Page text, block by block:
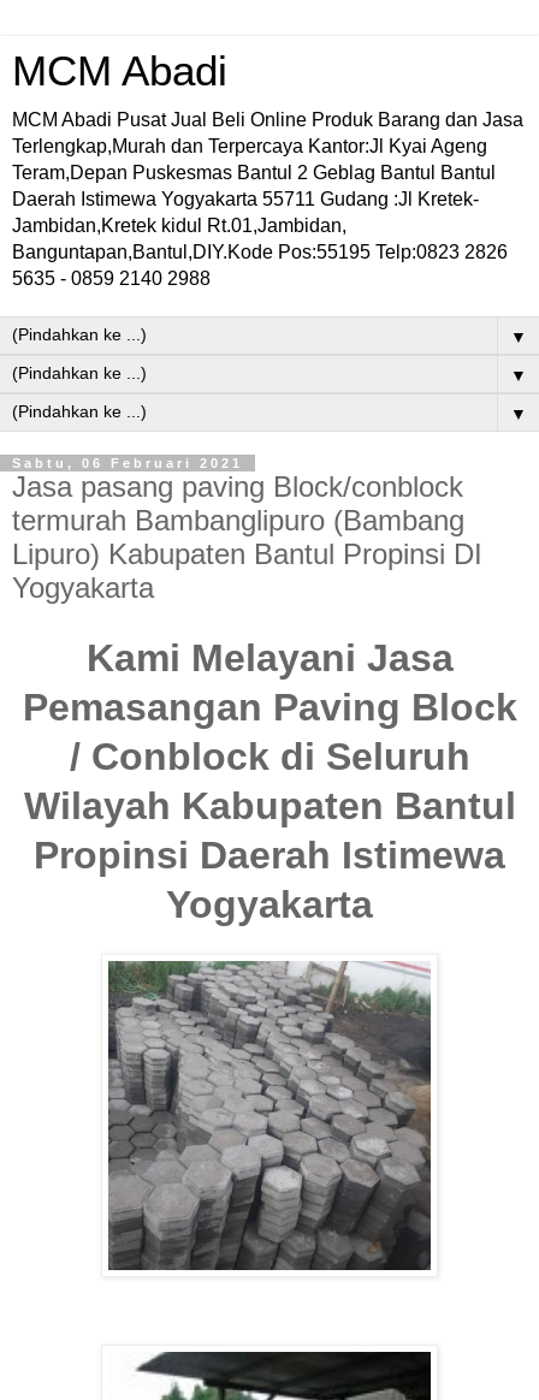
MCM Abadi
MCM Abadi Pusat Jual Beli Online Produk Barang dan Jasa
Terlengkap,Murah dan Terpercaya Kantor:Jl Kyai Ageng
Teram,Depan Puskesmas Bantul 2 Geblag Bantul Bantul
Daerah Istimewa Yogyakarta 55711 Gudang :Jl Kretek-
Jambidan,Kretek kidul Rt.01,Jambidan,
Banguntapan,Bantul,DIY.Kode Pos:55195 Telp:0823 2826
5635 - 0859 2140 2988
▼
▼
▼
Sabtu, 06 Februari 2021
Jasa pasang paving Block/conblock
termurah Bambanglipuro (Bambang
Lipuro) Kabupaten Bantul Propinsi DI
Yogyakarta
Kami Melayani Jasa
Pemasangan Paving Block
/ Conblock di Seluruh
Wilayah Kabupaten Bantul
Propinsi Daerah Istimewa
Yogyakarta